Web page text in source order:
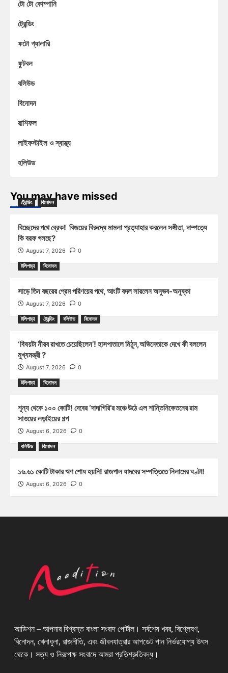
টো টো কোম্পানি
ট্রেন্ডিং
ফটো গ্যালারি
ফুটবল
বলিউড
বিনোদন
রাশিফল
লাইফস্টাইল ও স্বাস্থ্য
হলিউড
You may have missed
ট্রেন্ডিং বিনোদন
বিচ্ছেদের পথে ব্রেক! বিজয়ের বিরুদ্ধে মামলা প্রত্যাহার করলেন সঙ্গীতা, দাম্পত্যে
কি বরফ গলছে?
August 7, 2026 0
টলিপাড়া বিনোদন
সাড়ে তিন বছরের প্রেম পরিণয়ের পথে, আংটি বদল সারলেন অনুভব-অনুষ্কা
August 7, 2026 0
টলিপাড়া ট্রেন্ডিং বলিউড বিনোদন
‘বিষয়টা নীরব রাখতে চেয়েছিলেন’! হাসপাতালে মিঠুন,অভিনেতাকে দেখে কী বললেন
মুখ্যমন্ত্রী ?
August 7, 2026 0
টলিপাড়া বিনোদন
শূন্য থেকে ১০০ কোটি! দেবের ‘দাদাগিরি’র মঞ্চে উঠে এল শান্তিনিকেতনের রাম
সাওয়ের লড়াইয়ের গল্প
August 6, 2026 0
বলিউড বিনোদন
১৬.৬১ কোটি টাকার ঋণ শোধ হয়নি! রাজপাল যাদবের সম্পত্তিতে নিলামের ঘণ্টা!
August 6, 2026 0
আডিশন – আপনার বিশ্বস্ত বাংলা সংবাদ পোর্টাল। সর্বশেষ খবর, বিশ্লেষণ,
বিনোদন, খেলাধুলা, রাজনীতি, এবং জীবনযাত্রার আপডেট পান নির্ভরযোগ্য উৎস
থেকে। সত্য ও নিরপেক্ষ সংবাদে আমরা প্রতিশ্রুতিবদ্ধ।